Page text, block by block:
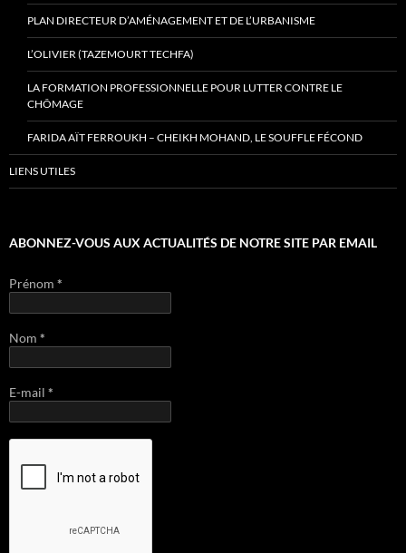
PLAN DIRECTEUR D’AMÉNAGEMENT ET DE L’URBANISME
L’OLIVIER (TAZEMOURT TECHFA)
LA FORMATION PROFESSIONNELLE POUR LUTTER CONTRE LE
CHÔMAGE
FARIDA AÏT FERROUKH – CHEIKH MOHAND, LE SOUFFLE FÉCOND
LIENS UTILES
ABONNEZ-VOUS AUX ACTUALITÉS DE NOTRE SITE PAR EMAIL
Prénom *
Nom *
E-mail *